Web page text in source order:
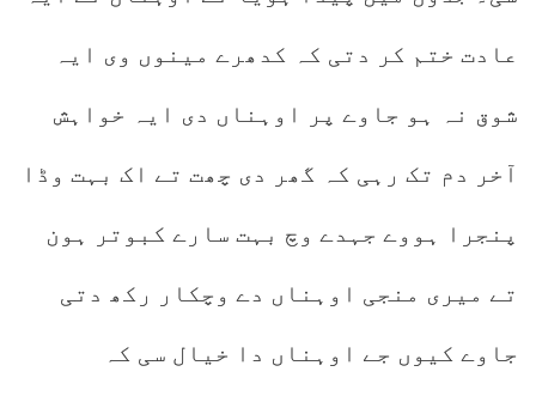
عادت ختم کر دتی کہ کدھرے مینوں وی ایہ
شوق نہ ہو جاوے پر اوہناں دی ایہ خواہش
آخر دم تک رہی کہ گھر دی چھت تے اک بہت وڈا
پنجرا ہووے جہدے وچ بہت سارے کبوتر ہون
تے میری منجی اوہناں دے وچکار رکھ دتی
جاوے کیوں جے اوہناں دا خیال سی کہ